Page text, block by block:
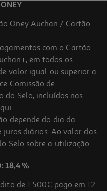
Oney Auchan / Cartão
com o Cartão
em todos os
valor igual ou superior a
Comissão de
do Selo, incluídos nas
.
depende do dia da
juros diários. Ao valor das
Selo sobre a utilização
18,4 %
de 1.500€ pago em 12